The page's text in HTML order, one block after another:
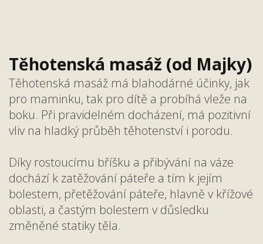
Těhotenská masáž (od Majky)
Těhotenská masáž má blahodárné účinky, jak
pro maminku, tak pro dítě a probíhá vleže na
boku. Při pravidelném docházení, má pozitivní
vliv na hladký průběh těhotenství i porodu.
Díky rostoucímu bříšku a přibývání na váze
dochází k zatěžování páteře a tím k jejím
bolestem, přetěžování páteře, hlavně v křížové
oblasti, a častým bolestem v důsledku
změněné statiky těla.